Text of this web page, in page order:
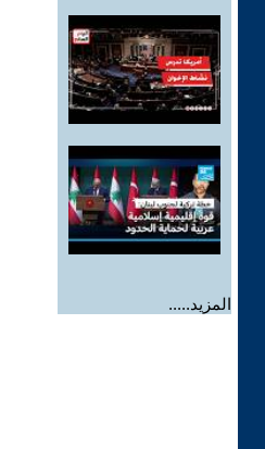
المزيد.....